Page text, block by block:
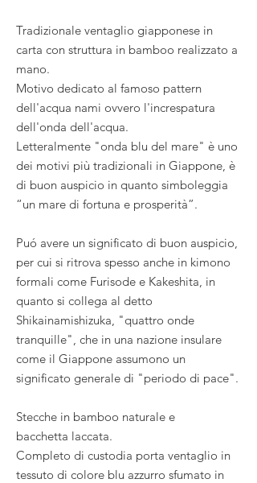
Tradizionale ventaglio giapponese in
carta con struttura in bamboo realizzato a
mano.
Motivo dedicato al famoso pattern
dell'acqua nami ovvero l'increspatura
dell'onda dell'acqua.
Letteralmente "onda blu del mare" è uno
dei motivi più tradizionali in Giappone, è
di buon auspicio in quanto simboleggia
“un mare di fortuna e prosperità”.
Puó avere un significato di buon auspicio,
per cui si ritrova spesso anche in kimono
formali come Furisode e Kakeshita, in
quanto si collega al detto
Shikainamishizuka, "quattro onde
tranquille", che in una nazione insulare
come il Giappone assumono un
significato generale di "periodo di pace".
Stecche in bamboo naturale e
bacchetta laccata.
Completo di custodia porta ventaglio in
tessuto di colore blu azzurro sfumato in